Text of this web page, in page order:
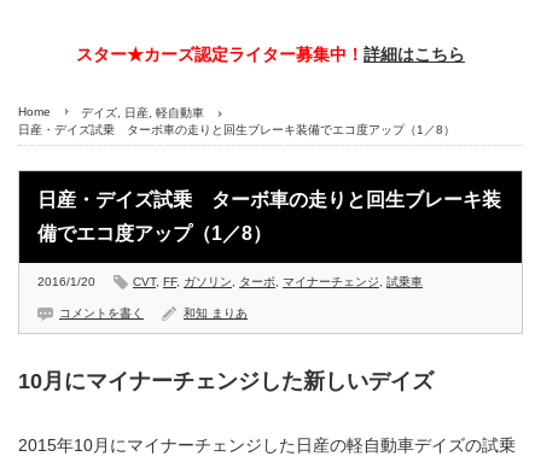
スター★カーズ認定ライター募集中！ 詳細はこちら
Home デイズ 日産 軽自動車
日産・デイズ試乗 ターボ車の走りと回生ブレーキ装備でエコ度アップ（1／8）
日産・デイズ試乗 ターボ車の走りと回生ブレーキ装
備でエコ度アップ（1／8）
2016/1/20 CVT, FF, ガソリン ターボ マイナーチェンジ 試乗車
コメントを書く 和知 まりあ
10月にマイナーチェンジした新しいデイズ
2015年10月にマイナーチェンジした日産の軽自動車デイズの試乗